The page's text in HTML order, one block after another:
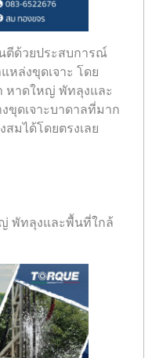
ตีด้วยประสบการณ์
หล่งขุดเจาะ โดย
หาดใหญ่ พัทลุงและ
ขุดเจาะบาดาลที่มาก
มได้โดยตรงเลย
พัทลุงและพื้นที่ใกล้